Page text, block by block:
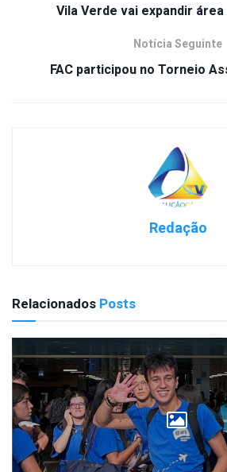
Vila Verde vai expandir
Notícia Seguinte
FAC participou no Torneio
Redação
Relacionados Posts